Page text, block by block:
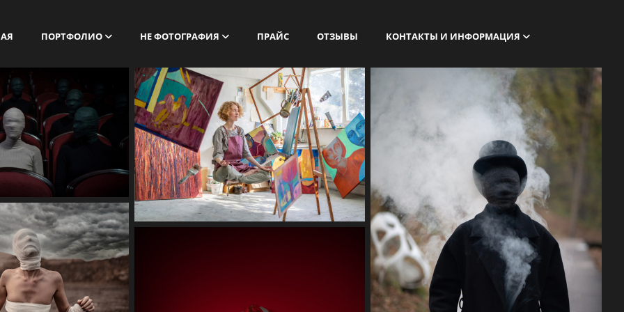
ПОРТФОЛИО НЕ ФОТОГРАФИЯ ПРАЙС ОТЗЫВЫ КОНТАКТЫ И ИНФОРМАЦИЯ